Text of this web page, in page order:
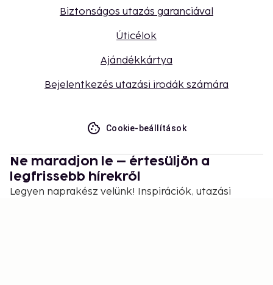
Biztonságos utazás garanciával
Úticélok
Ajándékkártya
Bejelentkezés utazási irodák számára
Cookie-beállítások
Ne maradjon le – értesüljön a
legfrissebb hírekről
Legyen naprakész velünk! Inspirációk, utazási